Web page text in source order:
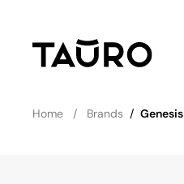
Home Brands / Genesis